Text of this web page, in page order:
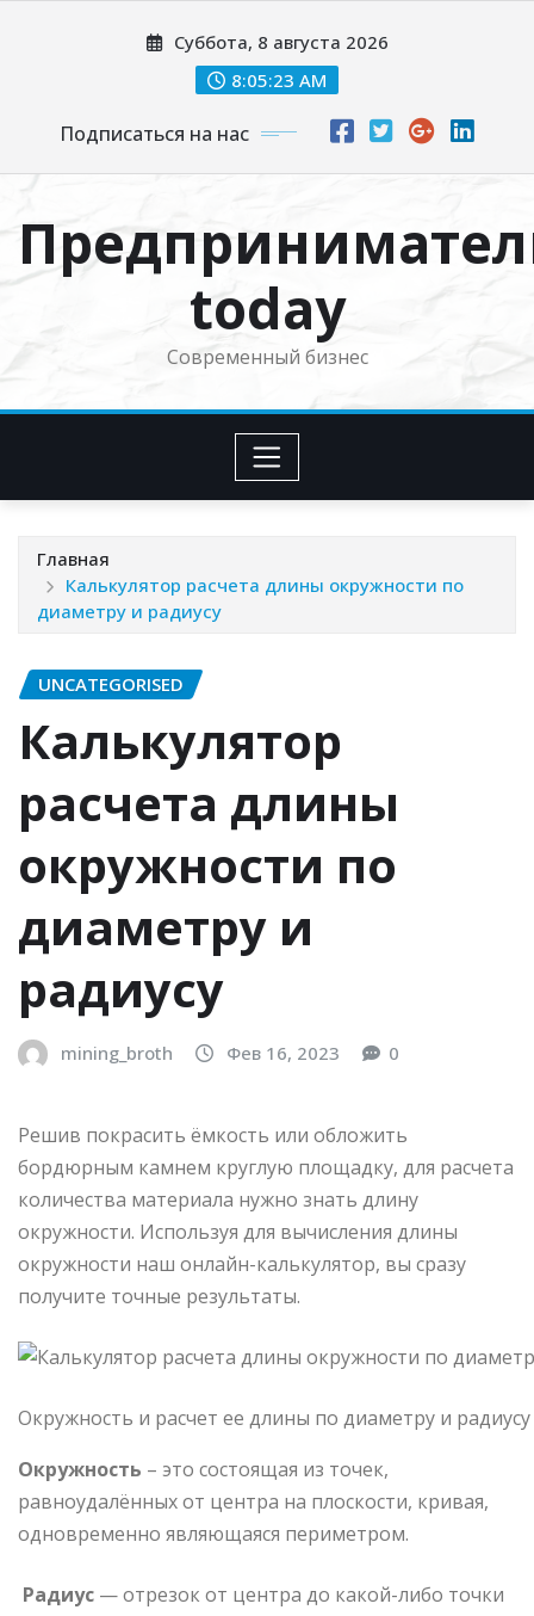
Суббота, 8 августа 2026
8:05:24 AM
Подписаться на нас
today
Современный бизнес
Главная
Калькулятор расчета длины окружности по
диаметру и радиусу
UNCATEGORISED
Калькулятор
расчета длины
окружности по
диаметру и
радиусу
mining_broth Фев 16, 2023 0
Решив покрасить ёмкость или обложить
бордюрным камнем круглую площадку, для расчета
количества материала нужно знать длину
окружности. Используя для вычисления длины
окружности наш онлайн-калькулятор, вы сразу
получите точные результаты.
Окружность и расчет ее длины по диаметру и радиусу
Окружность – это состоящая из точек,
равноудалённых от центра на плоскости, кривая,
одновременно являющаяся периметром.
Радиус — отрезок от центра до какой-либо точки